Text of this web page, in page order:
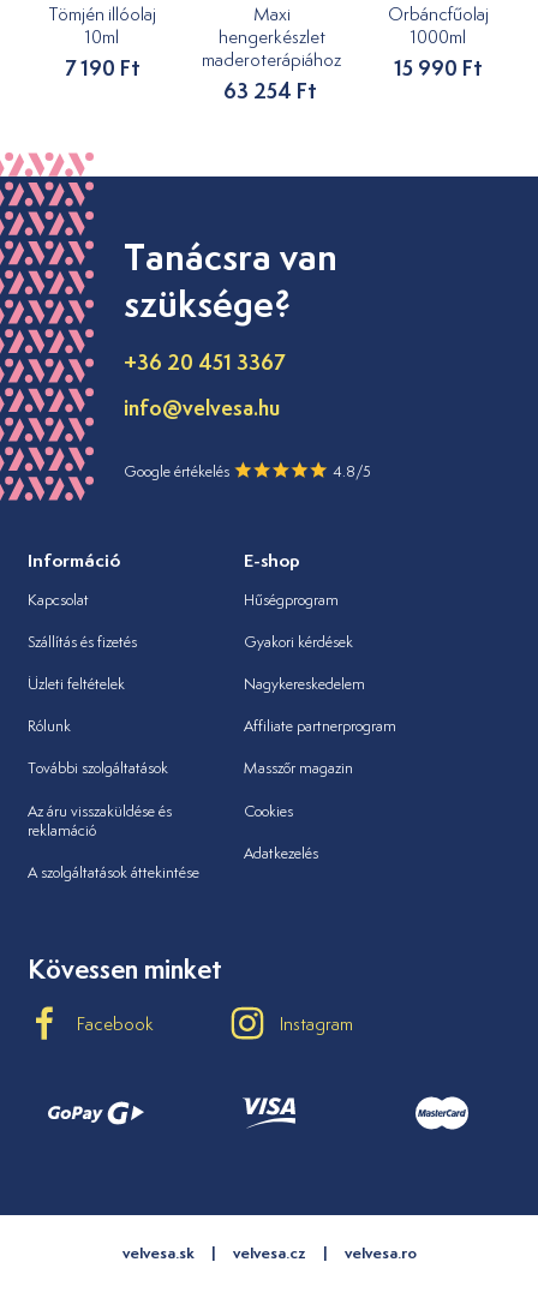
Tömjén illóolaj
10ml
7 190 Ft
Maxi
hengerkészlet
maderoterápiához
63 254 Ft
Orbáncfűolaj
1000ml
15 990 Ft
Tanácsra van
szüksége?
+36 20 451 3367
info@velvesa.hu
Google értékelés 4.8/5
Információ
Kapcsolat
Szállítás és fizetés
Üzleti feltételek
Rólunk
További szolgáltatások
Az áru visszaküldése és
reklamáció
A szolgáltatások áttekintése
E-shop
Hűségprogram
Gyakori kérdések
Nagykereskedelem
Affiliate partnerprogram
Masszőr magazin
Cookies
Adatkezelés
Kövessen minket
Facebook Instagram
velvesa.sk velvesa.cz velvesa.ro